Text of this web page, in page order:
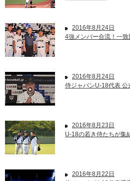
2016年8月24日
4強メンバー合流！一致
2016年8月24日
侍ジャパンU-18代表 公
2016年8月23日
U-18の若き侍たちが集
2016年8月22日